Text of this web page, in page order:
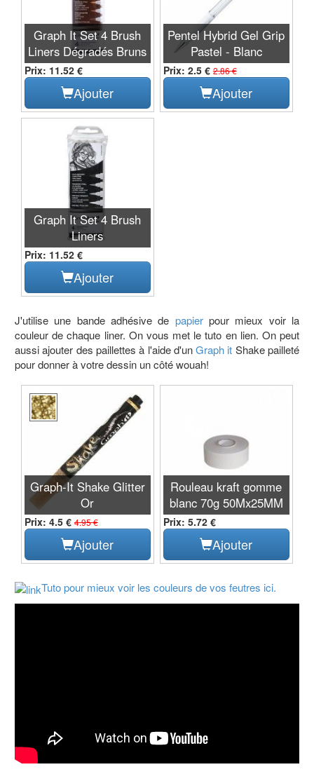
Graph It Set 4 Brush
Liners Dégradés Bruns
Prix: 11.52 €
Ajouter
Pentel Hybrid Gel Grip
Pastel - Blanc
Prix: 2.5 € 2.86 €
Ajouter
Graph It Set 4 Brush
Liners
Prix: 11.52 €
Ajouter
J'utilise une bande adhésive de papierpour mieux voir la
couleur de chaque liner. On vous met le tuto en lien. On peut
aussi ajouter des paillettes à l'aide d'unGraph it Shake pailleté
pour donner à votre dessin un côté wouah!
Graph-It Shake Glitter
Or
Prix: 4.5 € 4.95 €
Ajouter
Rouleau kraft gomme
blanc 70g 50Mx25MM
Prix: 5.72 €
Ajouter
Tuto pour mieux voir les couleurs de vos feutres ici.